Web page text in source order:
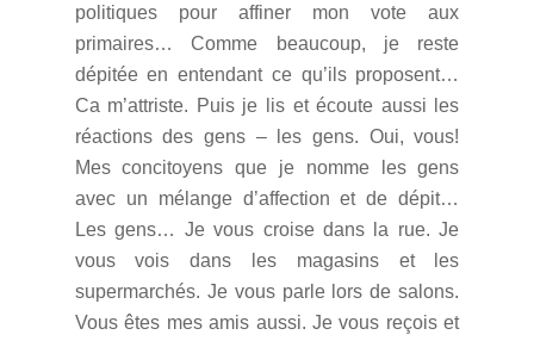
politiques pour affiner mon vote aux
primaires… Comme beaucoup, je reste
dépitée en entendant ce qu’ils proposent…
Ca m’attriste. Puis je lis et écoute aussi les
réactions des gens – les gens. Oui, vous!
Mes concitoyens que je nomme les gens
avec un mélange d’affection et de dépit…
Les gens… Je vous croise dans la rue. Je
vous vois dans les magasins et les
supermarchés. Je vous parle lors de salons.
Vous êtes mes amis aussi. Je vous reçois et